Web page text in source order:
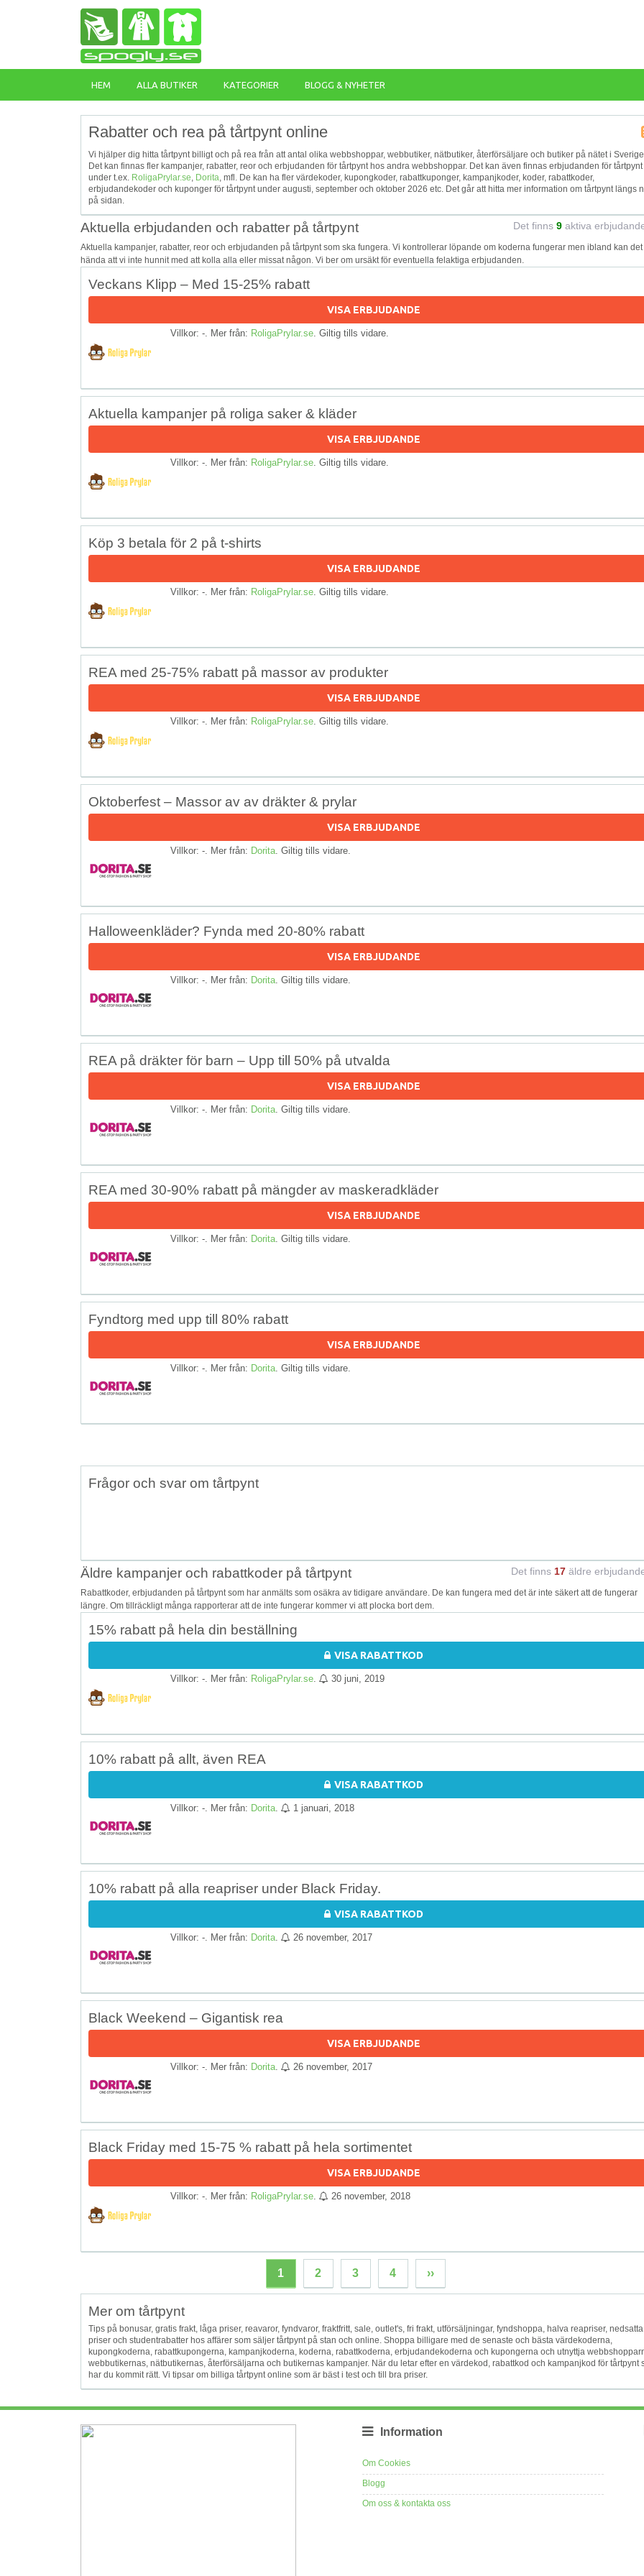
HEM ALLA BUTIKER KATEGORIER BLOGG & NYHETER
Rabatter och rea på tårtpynt online
Vi hjälper dig hitta tårtpynt billigt och på rea från att antal olika webbshoppar, webbutiker, nätbutiker, återförsäljare och butiker på nätet i
Det kan finnas fler kampanjer, rabatter, reor och erbjudanden för tårtpynt hos andra webbshoppar. Det kan även finnas erbjudanden för tårtpynt
under t.ex. RoligaPrylar.se, Dorita, mfl. De kan ha fler värdekoder, kupongkoder, rabattkuponger, kampanjkoder, koder, rabattkoder,
erbjudandekoder och kuponger för tårtpynt under augusti, september och oktober 2026 etc. Det går att hitta mer information om tårtpynt längs
på sidan.
Aktuella erbjudanden och rabatter på tårtpynt Det finns 9 aktiva
Aktuella kampanjer, rabatter, reor och erbjudanden på tårtpynt som ska fungera. Vi kontrollerar löpande om koderna fungerar men ibland kan det
hända att vi inte hunnit med att kolla alla eller missat någon. Vi ber om ursäkt för eventuella felaktiga erbjudanden.
Veckans Klipp – Med 15-25% rabatt
VISA ERBJUDANDE
Villkor: -. Mer från: RoligaPrylar.se . Giltig tills vidare.
Aktuella kampanjer på roliga saker & kläder
VISA ERBJUDANDE
Villkor: -. Mer från: RoligaPrylar.se . Giltig tills vidare.
Köp 3 betala för 2 på t-shirts
VISA ERBJUDANDE
Villkor: -. Mer från: RoligaPrylar.se . Giltig tills vidare.
REA med 25-75% rabatt på massor av produkter
VISA ERBJUDANDE
Villkor: -. Mer från: RoligaPrylar.se . Giltig tills vidare.
Oktoberfest – Massor av av dräkter & prylar
VISA ERBJUDANDE
Villkor: -. Mer från: Dorita . Giltig tills vidare.
Halloweenkläder? Fynda med 20-80% rabatt
VISA ERBJUDANDE
Villkor: -. Mer från: Dorita . Giltig tills vidare.
REA på dräkter för barn – Upp till 50% på utvalda
VISA ERBJUDANDE
Villkor: -. Mer från: Dorita . Giltig tills vidare.
REA med 30-90% rabatt på mängder av maskeradkläder
VISA ERBJUDANDE
Villkor: -. Mer från: Dorita . Giltig tills vidare.
Fyndtorg med upp till 80% rabatt
VISA ERBJUDANDE
Villkor: -. Mer från: Dorita . Giltig tills vidare.
Frågor och svar om tårtpynt
Äldre kampanjer och rabattkoder på tårtpynt Det finns 17 äldre
Rabattkoder, erbjudanden på tårtpynt som har anmälts som osäkra av tidigare användare. De kan fungera med det är inte säkert att de fungerar
längre. Om tillräckligt många rapporterar att de inte fungerar kommer vi att plocka bort dem.
15% rabatt på hela din beställning
VISA RABATTKOD
Villkor: -. Mer från: RoligaPrylar.se 30 juni, 2019
10% rabatt på allt, även REA
VISA RABATTKOD
Villkor: -. Mer från: Dorita 1 januari, 2018
10% rabatt på alla reapriser under Black Friday.
VISA RABATTKOD
Villkor: -. Mer från: Dorita 26 november, 2017
Black Weekend – Gigantisk rea
VISA ERBJUDANDE
Villkor: -. Mer från: Dorita 26 november, 2017
Black Friday med 15-75 % rabatt på hela sortimentet
VISA ERBJUDANDE
Villkor: -. Mer från: RoligaPrylar.se 26 november, 2018
1 2 3 4 ››
Mer om tårtpynt
Tips på bonusar, gratis frakt, låga priser, reavaror, fyndvaror, fraktfritt, sale, outlet's, fri frakt, utförsäljningar, fyndshoppa, halva reapriser, nedsatta
priser och studentrabatter hos affärer som säljer tårtpynt på stan och online. Shoppa billigare med de senaste och bästa värdekoderna,
kupongkoderna, rabattkupongerna, kampanjkoderna, koderna, rabattkoderna, erbjudandekoderna och kupongerna och utnyttja
webbutikernas, nätbutikernas, återförsäljarna och butikernas kampanjer. När du letar efter en värdekod, rabattkod och kampanjkod för tårtpynt
har du kommit rätt. Vi tipsar om billiga tårtpynt online som är bäst i test och till bra priser.
Information
Om Cookies
Blogg
Om oss & kontakta oss